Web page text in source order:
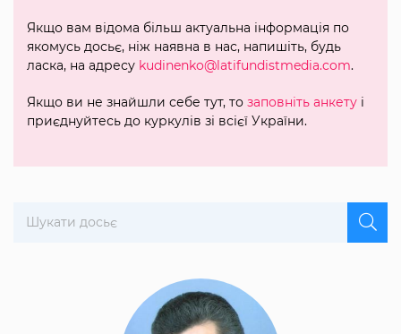
Якщо вам відома більш актуальна інформація по
якомусь досьє, ніж наявна в нас, напишіть, будь
ласка, на адресу kudinenko@latifundistmedia.com.
Якщо ви не знайшли себе тут, то заповніть анкету і
приєднуйтесь до куркулів зі всієї України.